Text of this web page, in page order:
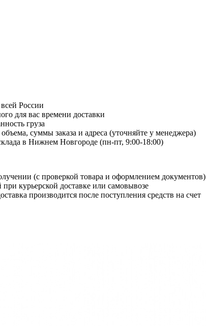
России
для вас времени доставки
груза
суммы заказа и адреса (уточняйте у менеджера)
в Нижнем Новгороде (пн-пт, 9:00-18:00)
(с проверкой товара и оформлением документов)
курьерской доставке или самовывозе
производится после поступления средств на счет